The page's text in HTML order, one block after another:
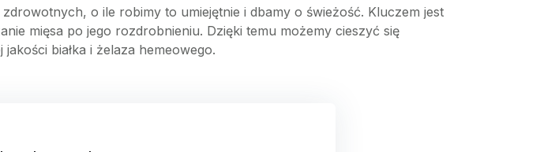
o ile robimy to umiejętnie i dbamy o świeżość. Kluczem jest
mięsa po jego rozdrobnieniu. Dzięki temu możemy cieszyć się
białka i żelaza hemeowego.